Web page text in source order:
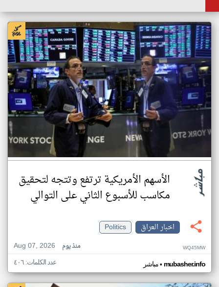
الأسهم الأمريكية ترتفع وتتجه لتحقيق
مكاسب للأسبوع الثاني على التوالي
اخبار العراق
Politics
Aug 07, 2026
منذ يوم WQ45MW
مباشر• mubasher.info عدد الكلمات: ٤٠٦